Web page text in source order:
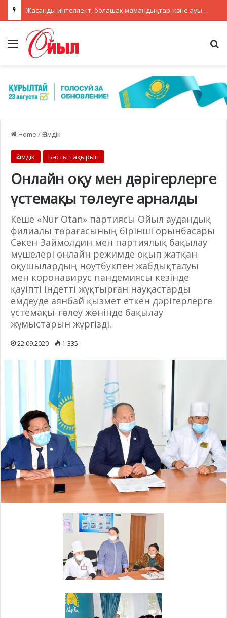
Жасанды интеллект, болашақ мамандықтар және ауылдағы кадрлар: партиялар теледебатта нені талқылады
Menu
Home /Әкімдік
Әкімдік Басты тақырып
Онлайн оқу мен дәрігерлерге
үстемақы төлеуге арналды
Кеше «Nur Otan» партиясы Ойыл аудандық
филиалы төрағасының бірінші орынбасары
Сәкен Займолдин мен партиялық бақылау
мүшелері онлайн режимде оқып жатқан
оқушылардың ноутбукпен жабдықталуы
мен коронавирус пандемиясы кезінде
қауіпті індетті жұқтырған науқастарды
емдеуде аянбай қызмет еткен дәрігерлерге
үстемақы төлеу жөнінде бақылау
жұмыстарын жүргізді.
22.09.2020 1 335